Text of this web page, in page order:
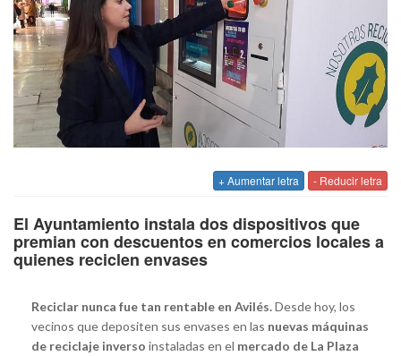
+ Aumentar letra - Reducir letra
El Ayuntamiento instala dos dispositivos que
premian con descuentos en comercios locales a
quienes reciclen envases
Reciclar nunca fue tan rentable en Avilés.Desde hoy, los
vecinos que depositen sus envases en las nuevas máquinas
de reciclaje inverso instaladas en el mercado de La Plaza